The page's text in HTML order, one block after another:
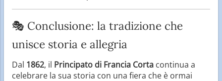
🎭 Conclusione: la tradizione che
unisce storia e allegria
Dal 1862, il Principato di Francia Corta continua a
celebrare la sua storia con una fiera che è ormai